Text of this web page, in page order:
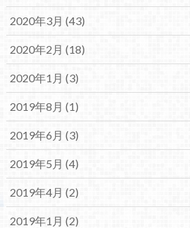
2020年3月 (43)
2020年2月 (18)
2020年1月 (3)
2019年8月 (1)
2019年6月 (3)
2019年5月 (4)
2019年4月 (2)
2019年1月 (2)